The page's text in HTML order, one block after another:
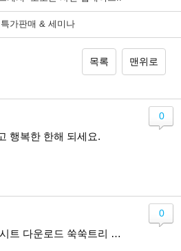
가판매 & 세미나
목록 맨위로
행복한 한해 되세요.
0
[공지]쑥쑥 워크시트 다운로드 쑥쑥트리 구매 전환 안내
0